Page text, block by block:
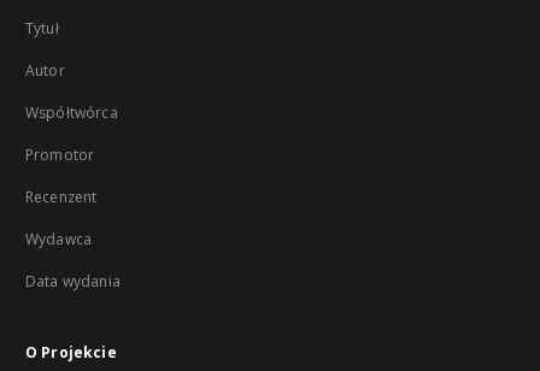
Tytuł
Autor
Współtwórca
Promotor
Recenzent
Wydawca
Data wydania
O Projekcie